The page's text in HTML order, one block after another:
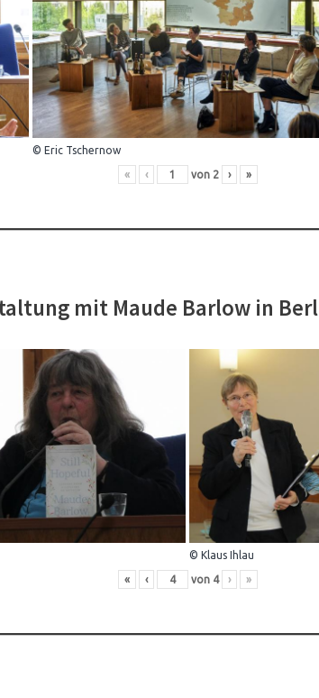
© Eric Tschernow
« ‹ von 2 › »
mit Maude Barlow in
© Klaus Ihlau
« ‹ von 4 › »